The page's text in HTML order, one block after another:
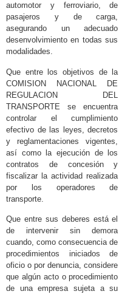
automotor y ferroviario, de
pasajeros y de carga,
asegurando un adecuado
desenvolvimiento en todas sus
modalidades.
Que entre los objetivos de la
COMISION NACIONAL DE
REGULACION DEL
TRANSPORTE se encuentra
controlar el cumplimiento
efectivo de las leyes, decretos
y reglamentaciones vigentes,
así como la ejecución de los
contratos de concesión y
fiscalizar la actividad realizada
por los operadores de
transporte.
Que entre sus deberes está el
de intervenir sin demora
cuando, como consecuencia de
procedimientos iniciados de
oficio o por denuncia, considere
que algún acto o procedimiento
de una empresa sujeta a su